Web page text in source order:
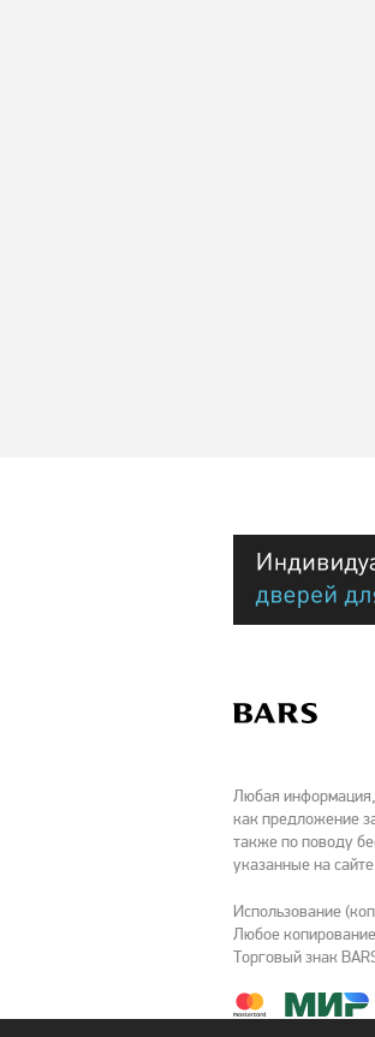
Любая информация,
как предложение
также по поводу
указанные на
Использование
Любое
Торговый знак